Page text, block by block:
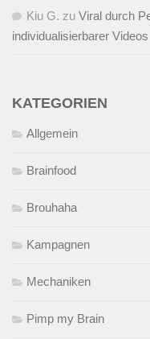
Kiu G. zu Viral durch
individualisierbarer Videos
KATEGORIEN
Allgemein
Brainfood
Brouhaha
Kampagnen
Mechaniken
Pimp my Brain